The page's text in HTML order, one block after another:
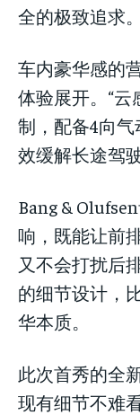
全的极致追求。
车内豪华感的
体验展开。“云
制，配备4向
效缓解长途驾
Bang &
响，既能让前
又不会打扰后
的细节设计，
华本质。
此次首秀的全
现有细节不难